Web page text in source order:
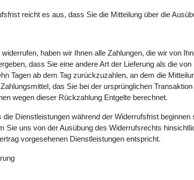
reicht es aus, dass Sie die Mitteilung über die
haben wir Ihnen alle Zahlungen, die wir von
dass Sie eine andere Art der Lieferung als die
Tagen ab dem Tag zurückzuzahlen, an dem die
das Sie bei der ursprünglichen
wegen dieser Rückzahlung Entgelte berechnet.
die Dienstleistungen während der Widerrufsfrist
Sie uns von der Ausübung des Widerrufsrechts
vorgesehenen Dienstleistungen entspricht.